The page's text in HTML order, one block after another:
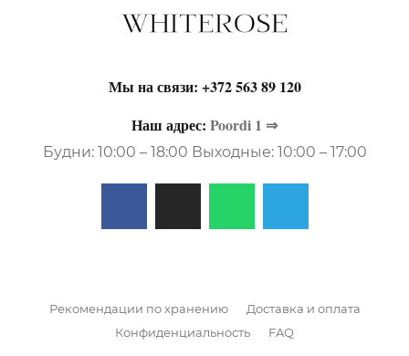
Мы на связи: +372 563 89 120
Наш адрес: Poordi 1 ⇒
Будни: 10:00 – 18:00 Выходные: 10:00 – 17:00
Рекомендации по хранению
Доставка и оплата
Конфиденциальность
FAQ